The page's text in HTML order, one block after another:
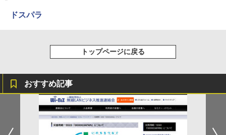
ドスパラ
トップページに戻る
おすすめ記事